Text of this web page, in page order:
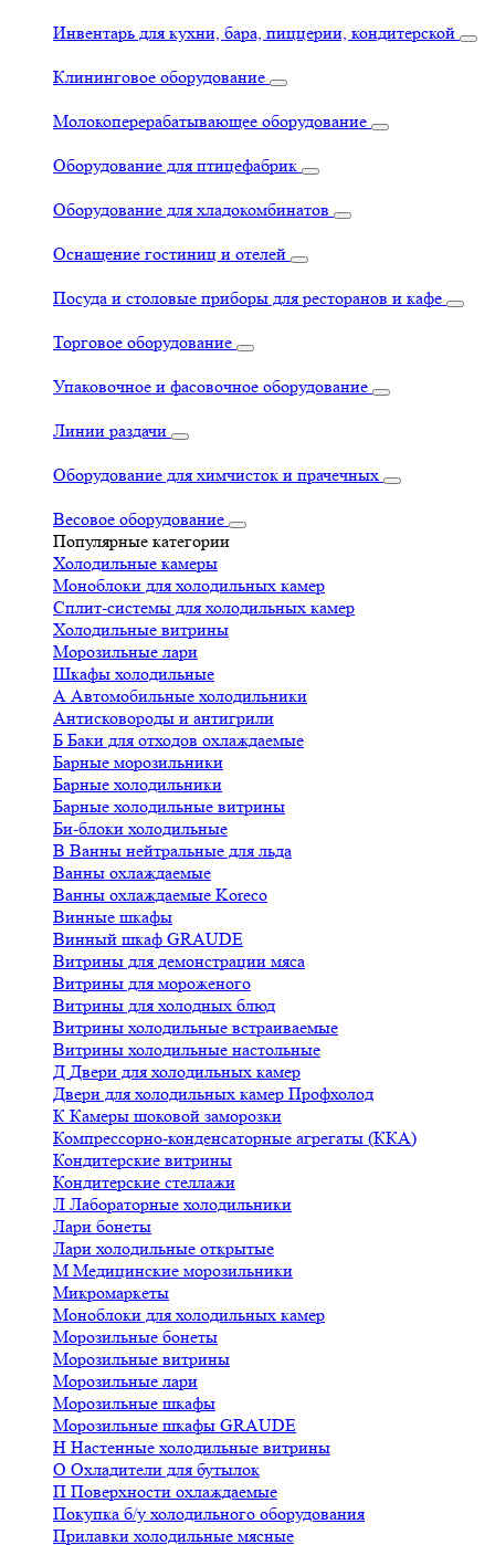
Инвентарь для кухни, бара, пиццерии, кондитерской
Клининговое оборудование
Молокоперерабатывающее оборудование
Оборудование для птицефабрик
Оборудование для хладокомбинатов
Оснащение гостиниц и отелей
Посуда и столовые приборы для ресторанов и кафе
Торговое оборудование
Упаковочное и фасовочное оборудование
Линии раздачи
Оборудование для химчисток и прачечных
Весовое оборудование
Популярные категории
Холодильные камеры
Моноблоки для холодильных камер
Сплит-системы для холодильных камер
Холодильные витрины
Морозильные лари
Шкафы холодильные
А Автомобильные холодильники
Антисковороды и антигрили
Б Баки для отходов охлаждаемые
Барные морозильники
Барные холодильники
Барные холодильные витрины
Би-блоки холодильные
В Ванны нейтральные для льда
Ванны охлаждаемые
Ванны охлаждаемые Koreco
Винные шкафы
Винный шкаф GRAUDE
Витрины для демонстрации мяса
Витрины для мороженого
Витрины для холодных блюд
Витрины холодильные встраиваемые
Витрины холодильные настольные
Д Двери для холодильных камер
Двери для холодильных камер Профхолод
К Камеры шоковой заморозки
Компрессорно-конденсаторные агрегаты (ККА)
Кондитерские витрины
Кондитерские стеллажи
Л Лабораторные холодильники
Лари бонеты
Лари холодильные открытые
М Медицинские морозильники
Микромаркеты
Моноблоки для холодильных камер
Морозильные бонеты
Морозильные витрины
Морозильные лари
Морозильные шкафы
Морозильные шкафы GRAUDE
Н Настенные холодильные витрины
О Охладители для бутылок
П Поверхности охлаждаемые
Покупка б/у холодильного оборудования
Прилавки холодильные мясные